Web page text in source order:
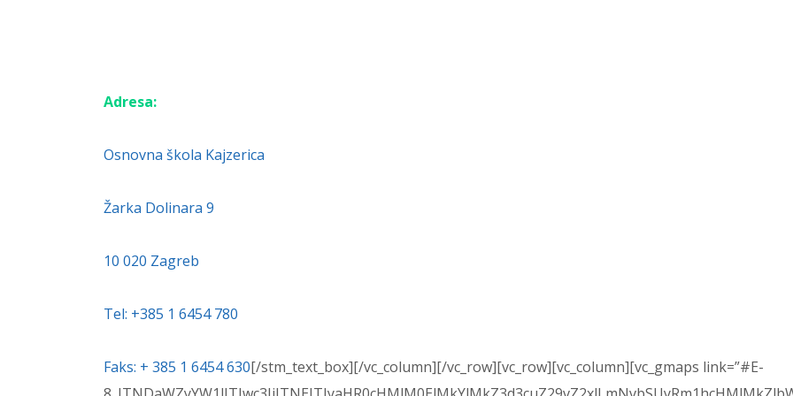
Adresa:
Osnovna škola Kajzerica
Žarka Dolinara 9
10 020 Zagreb
Tel: +385 1 6454 780
Faks: + 385 1 6454 630[/stm_text_box][/vc_column][/vc_row][vc_row][vc_column][vc_gmaps link=”#E-